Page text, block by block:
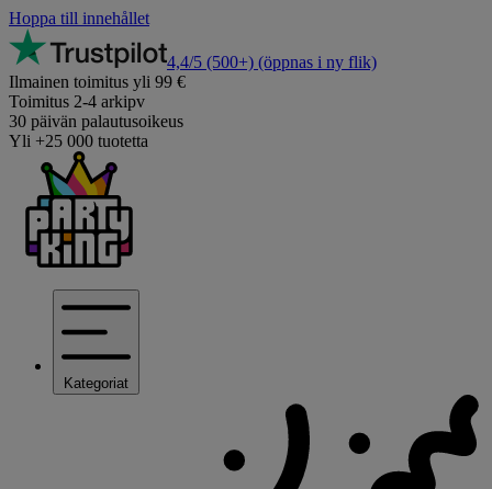
Hoppa till innehållet
4,4/5 (500+) (öppnas i ny flik)
Ilmainen toimitus yli 99 €
Toimitus 2-4 arkipv
30 päivän palautusoikeus
Yli +25 000 tuotetta
Kategoriat